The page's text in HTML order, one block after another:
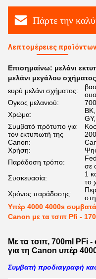
Πάρτε την
Λεπτομέρειες προϊόντων
Επισημαίνω: μελάνι
μελάνι μεγάλου σχήματος
ευρύ μελάνι σχήματος:
Όγκος μελανιού:
Χρώμα:
Συμβατό πρότυπο για
τον εκτυπωτή της
Canon:
Χρήση:
Παράδοση τρόπο:
σε
Συσκευασία:
1
το
Χρόνος παράδοσης:
Υπέρ 4000 4000s
Canon με τα τσιπ Pfi -
Με τα τσιπ, 700ml PFi
για τη Canon υπέρ
Συμβατή προδιαγραφή